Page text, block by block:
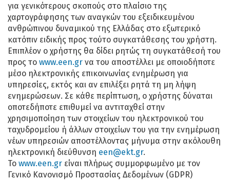
για γενικότερους σκοπούς στο πλαίσιο της
χαρτογράφησης των αναγκών του εξειδικευμένου
ανθρώπινου δυναμικού της Ελλάδας στο εξωτερικό
κατόπιν ειδικής προς τούτο συγκατάθεσης του χρήστη.
Επιπλέον ο χρήστης θα δίδει ρητώς τη συγκατάθεσή του
προς το www.een.gr να του αποστέλλει με οποιοδήποτε
μέσο ηλεκτρονικής επικοινωνίας ενημέρωση για
υπηρεσίες, εκτός και αν επιλέξει ρητά τη μη λήψη
ενημερώσεων. Σε κάθε περίπτωση, ο χρήστης δύναται
οποτεδήποτε επιθυμεί να αντιταχθεί στην
χρησιμοποίηση των στοιχείων του ηλεκτρονικού του
ταχυδρομείου ή άλλων στοιχείων του για την ενημέρωση
νέων υπηρεσιών αποστέλλοντας μήνυμα στην ακόλουθη
ηλεκτρονική διεύθυνση een@ekt.gr.
Το www.een.gr είναι πλήρως συμμορφωμένο με τον
Γενικό Κανονισμό Προστασίας Δεδομένων (GDPR)